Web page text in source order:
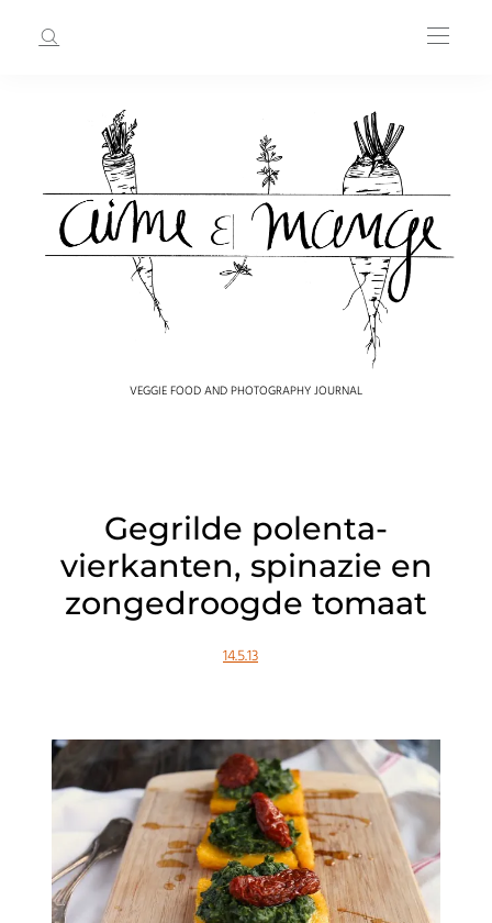
VEGGIE FOOD AND PHOTOGRAPHY JOURNAL
Gegrilde polenta-
vierkanten, spinazie en
zongedroogde tomaat
14.5.13